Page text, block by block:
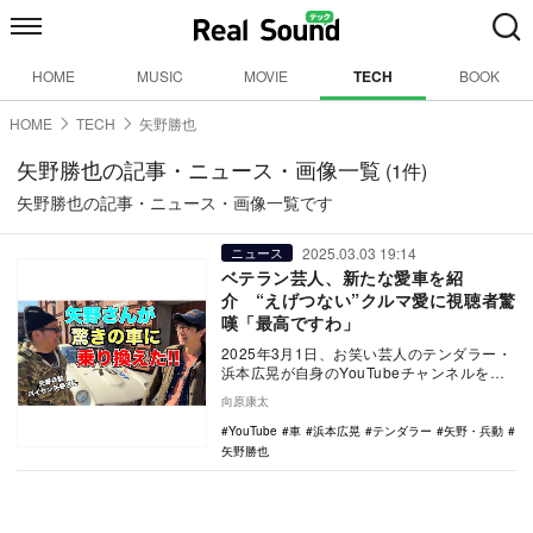
HOME MUSIC MOVIE TECH BOOK
HOME TECH 矢野勝也
矢野勝也の記事・ニュース・画像一覧 (1件)
矢野勝也の記事・ニュース・画像一覧です
ニュース 2025.03.03 19:14
ベテラン芸人、新たな愛車を紹
介 “えげつない”クルマ愛に視聴者驚
嘆「最高ですわ」
2025年3月1日、お笑い芸人のテンダラー・
浜本広晃が自身のYouTubeチャンネルを更
入…
向原康太
YouTube
車 浜本広晃 テンダラー
矢野・兵動
矢野勝也